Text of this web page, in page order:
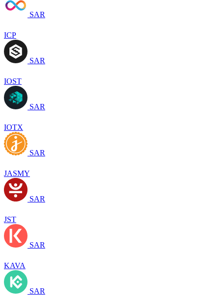
SAR
ICP
SAR
IOST
SAR
IOTX
SAR
JASMY
SAR
JST
SAR
KAVA
SAR